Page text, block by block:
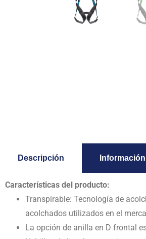
Descripción
Características del producto:
Transpirable: Tecnología de
acolchados utilizados en el
La opción de anilla en D frontal